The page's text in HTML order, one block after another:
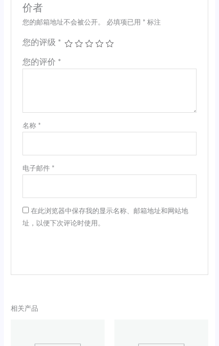
价者
您的邮箱地址不会被公开。 必填项已用 *标注
您的评级 *
您的评价 *
名称 *
电子邮件 *
在此浏览器中保存我的显示名称、邮箱地址和网站地
址，以便下次评论时使用。
相关产品